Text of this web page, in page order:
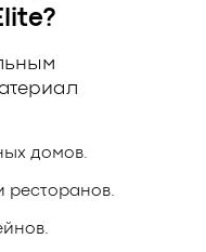
домов.